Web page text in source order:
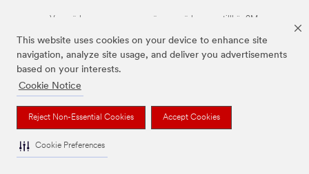
This website uses cookies on your device to enhance site
navigation, analyze site usage, and deliver you advertisements
based on your interests.
Cookie Notice
Reject Non-Essential Cookies Accept Cookies
Cookie Preferences
Varumärken som anges ovan är varumärken som tillhör 3M.